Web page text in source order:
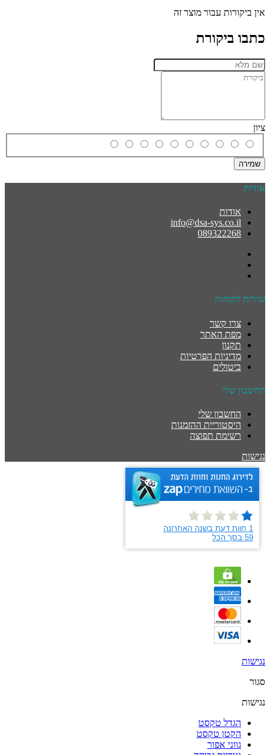
אין ביקורות עבור מוצר זה
כתבו ביקורת
ציון
שמירה
אודות
אודות
info@dsa-sys.co.il
089322268
שירות לקוחות
צרו קשר
מפת האתר
תקנון
מדיניות הפרטיות
ביטולים
החשבון שלי
החשבון שלי
היסטוריית ההזמנות
רשימת תפוצה
נגישות
נגישות
סגור
נגישות
הגדל טקסט
הקטן טקסט
גווני אפור